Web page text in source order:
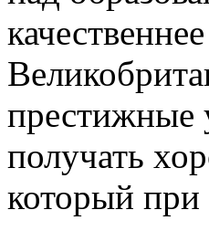
престижные
получать
который при